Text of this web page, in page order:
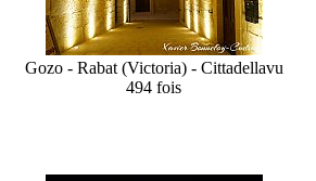
Gozo - Rabat (Victoria) - Cittadellavu
494 fois